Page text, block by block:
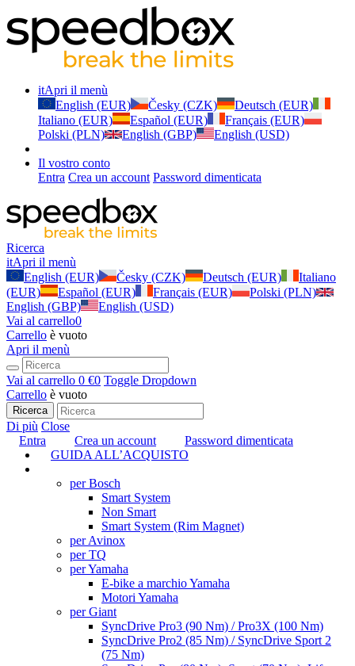
itApri il menù
English (EUR)
Česky (CZK)
Deutsch (EUR)
Italiano (EUR)
Español (EUR)
Français (EUR)
Polski (PLN)
English (GBP) English (USD)
Il vostro conto
Entra Crea un account Password dimenticata
Ricerca
itApri il menù
English (EUR)
Česky (CZK) Deutsch (EUR)
Italiano
(EUR)
Español (EUR) Français (EUR)
Polski (PLN)
English (GBP)
English (USD)
Vai al carrello0
Carrello è vuoto
Apri il menù
Vai al carrello 0 €0 Toggle Dropdown
Carrello è vuoto
Ricerca
Di più Close
Entra
Crea un account
Password dimenticata
GUIDA ALL’ACQUISTO
per Bosch
Smart System
Non Smart
Smart System (Rim Magnet)
per Avinox
per TQ
per Yamaha
E-bike a marchio Yamaha
Motori Yamaha
per Giant
SyncDrive Pro3 (90 Nm) / Pro3X (100 Nm)
SyncDrive Pro2 (85 Nm) / SyncDrive Sport 2
(75 Nm)